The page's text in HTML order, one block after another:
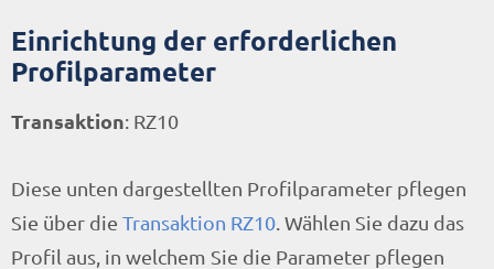
Einrichtung der erforderlichen
Profilparameter
Transaktion: RZ10
Diese unten dargestellten Profilparameter pflegen
Sie über die Transaktion RZ10 . Wählen Sie dazu das
Profil aus, in welchem Sie die Parameter pflegen